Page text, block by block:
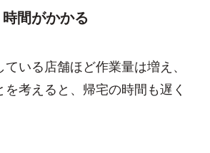
間がかかる
いる店舗ほど作業量は増え、
を考えると、帰宅の時間も遅く